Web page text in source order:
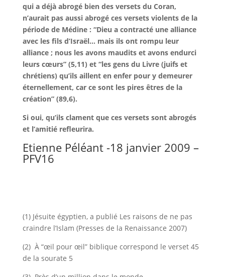
qui a déjà abrogé bien des versets du Coran,
n’aurait pas aussi abrogé ces versets violents de la
période de Médine : “Dieu a contracté une alliance
avec les fils d’Israël… mais ils ont rompu leur
alliance ; nous les avons maudits et avons endurci
leurs cœurs” (5,11) et “les gens du Livre (juifs et
chrétiens) qu’ils aillent en enfer pour y demeurer
éternellement, car ce sont les pires êtres de la
création” (89,6).
Si oui, qu’ils clament que ces versets sont abrogés
et l’amitié refleurira.
Etienne Péléant -18 janvier 2009 –
PFV16
(1) Jésuite égyptien, a publié Les raisons de ne pas
craindre l’Islam (Presses de la Renaissance 2007)
(2) À “œil pour œil” biblique correspond le verset 45
de la sourate 5